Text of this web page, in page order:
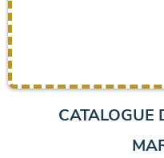
CATALOGUE